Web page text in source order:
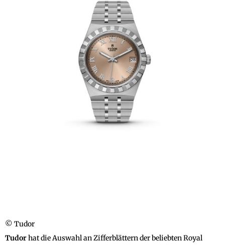
© Tudor
Tudorhat die Auswahl an Zifferblättern der beliebten Royal